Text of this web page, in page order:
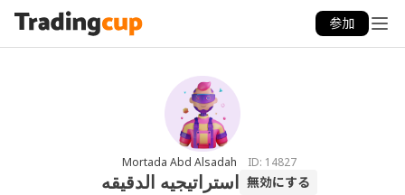
参加
Mortada Abd Alsadah ID: 14827
استراتيجيه الدقيقه 無効にする